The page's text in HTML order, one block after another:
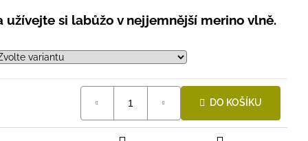
si labůžo v nejjemnější merino vlně.
DO KOŠÍKU